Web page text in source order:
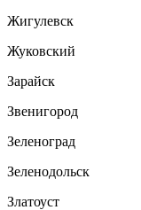
Жигулевск
Жуковский
Зарайск
Звенигород
Зеленоград
Зеленодольск
Златоуст